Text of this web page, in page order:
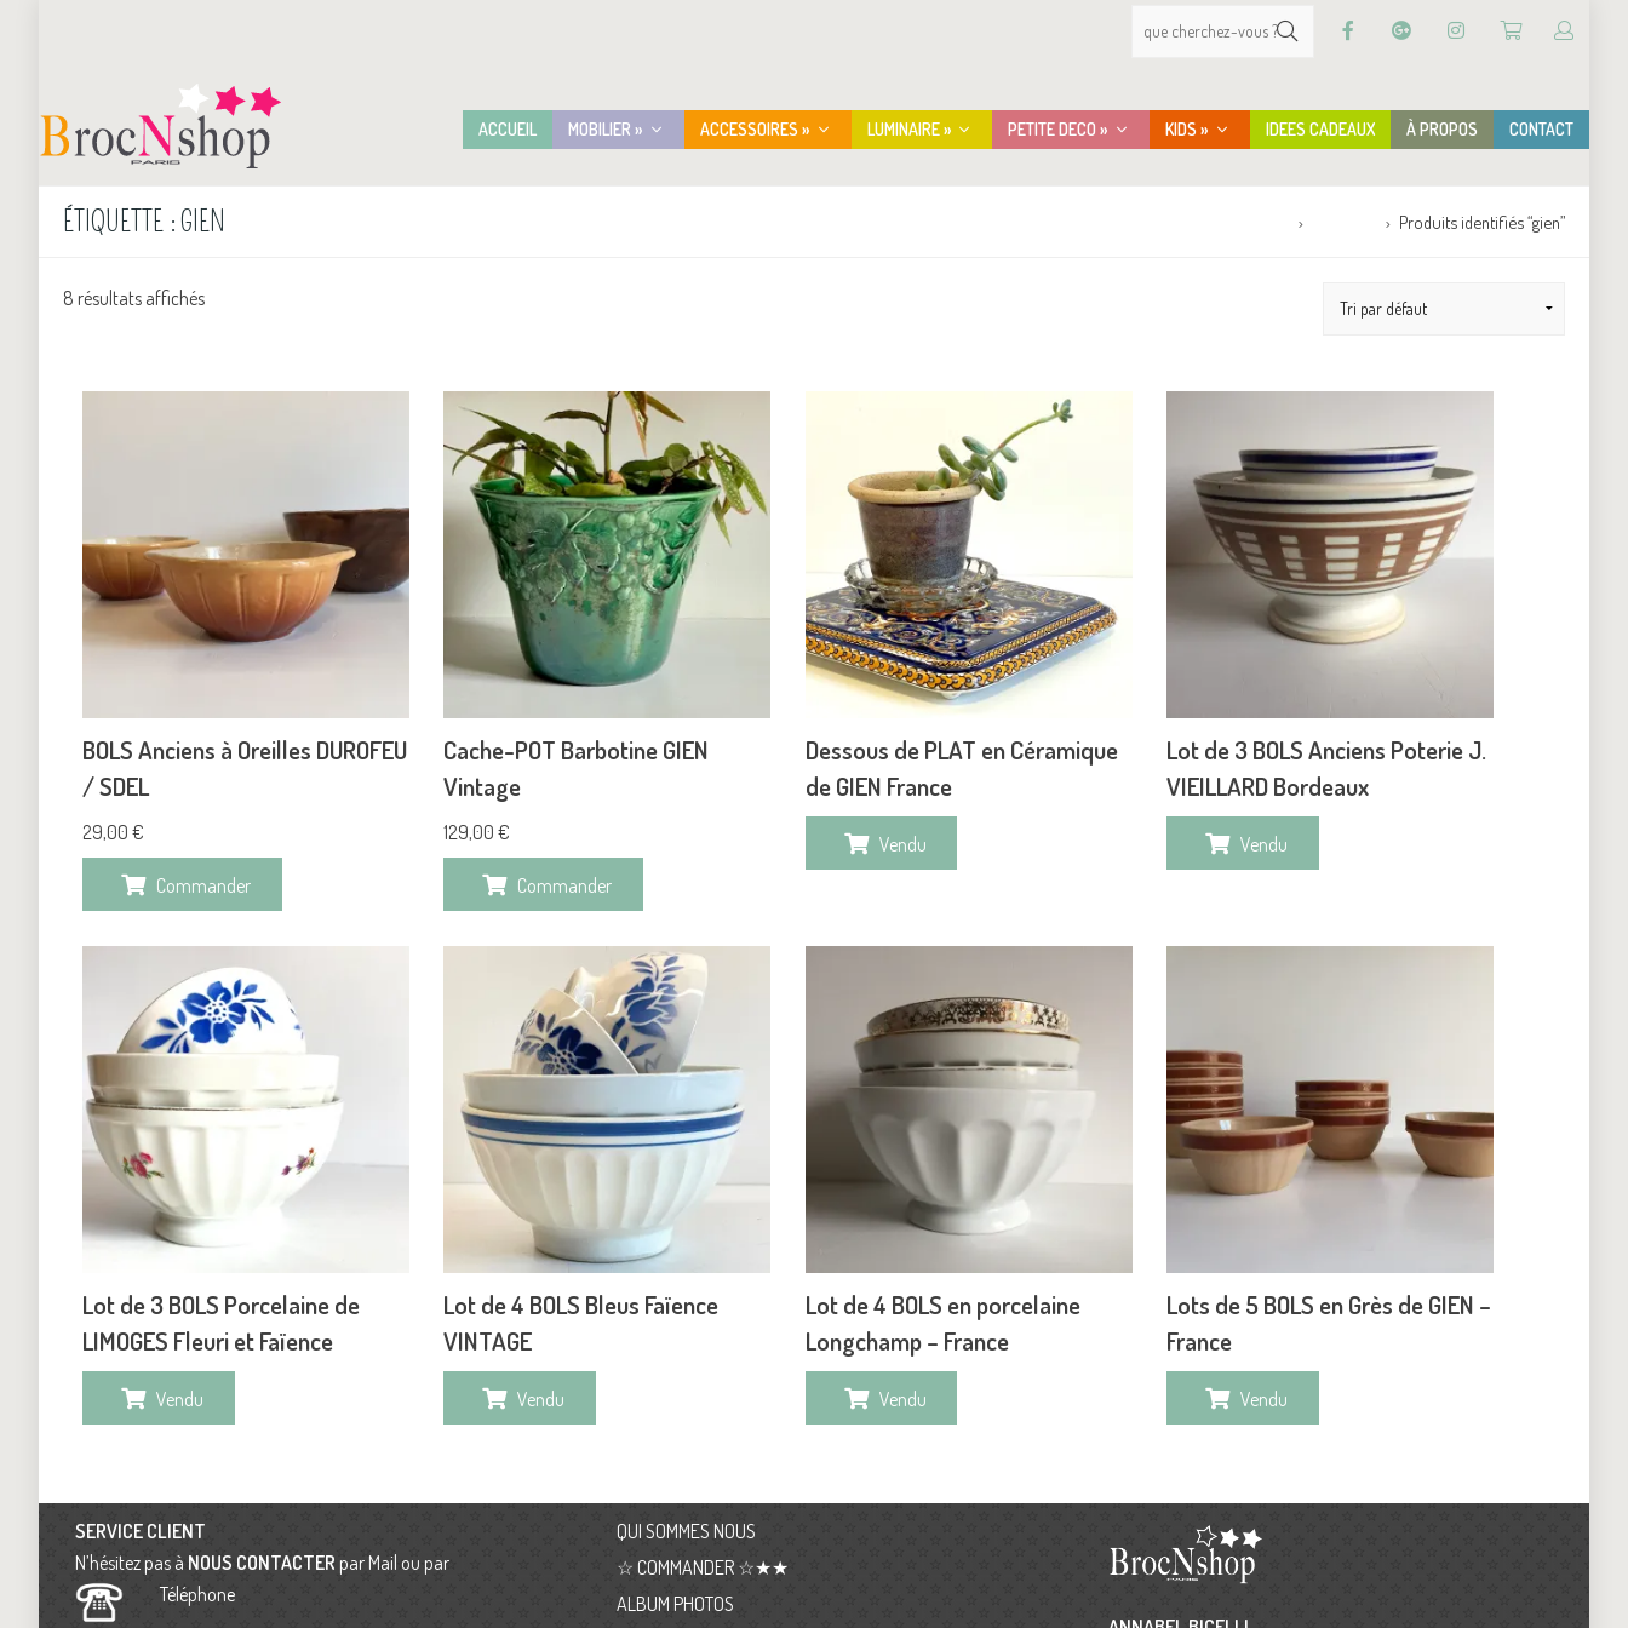
ACCUEIL MOBILIER » ACCESSOIRES » LUMINAIRE » PETITE DECO » KIDS » IDEES CADEAUX À PROPOS CONTACT
ÉTIQUETTE :GIEN Produits identifiés “gien”
8 résultats affichés
BOLS Anciens à Oreilles DUROFEU
/ SDEL
29,00 €
Commander
Cache-POT Barbotine GIEN
Vintage
129,00€
Commander
Dessous de PLAT en Céramique
de GIEN France
Vendu
Lot de 3 BOLS Anciens Poterie J.
VIEILLARD Bordeaux
Vendu
Lot de 3 BOLS Porcelaine de
LIMOGES Fleuri et Faïence
Vendu
Lot de 4 BOLS Bleus Faïence
VINTAGE
Vendu
Lot de 4 BOLS en porcelaine
Longchamp – France
Vendu
Lots de 5 BOLS en Grès de GIEN –
France
Vendu
SERVICE CLIENT
N’hésitez pas à NOUS CONTACTER par Mail ou par
Téléphone
QUI SOMMES NOUS
☆ COMMANDER ☆★★
ALBUM PHOTOS